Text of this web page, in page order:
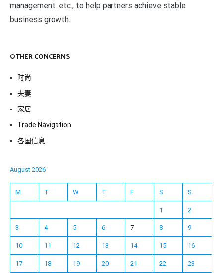
management, etc., to help partners achieve stable
business growth.
OTHER CONCERNS
时尚
夫妻
家居
Trade Navigation
各国信息
August 2026
M T W T F S S
1 2
3 4 5 6 7 8 9
10 11 12 13 14 15 16
17 18 19 20 21 22 23